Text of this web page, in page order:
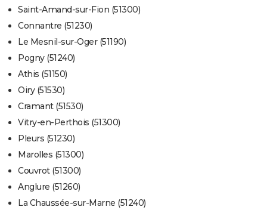
Saint-Amand-sur-Fion (51300)
Connantre (51230)
Le Mesnil-sur-Oger (51190)
Pogny (51240)
Athis (51150)
Oiry (51530)
Cramant (51530)
Vitry-en-Perthois (51300)
Pleurs (51230)
Marolles (51300)
Couvrot (51300)
Anglure (51260)
La Chaussée-sur-Marne (51240)